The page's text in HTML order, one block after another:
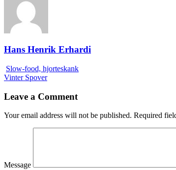
Hans Henrik Erhardi
Slow-food, hjorteskank
Vinter Spover
Leave a Comment
Your email address will not be published. Required
Message